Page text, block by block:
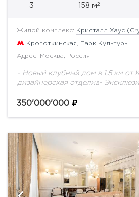
3 158 м2
Жилой комплекс: Кристалл Хаус
Кропоткинская, Парк Культуры
Адрес: Москва, Россия
- Новый клубный дом в 1,5 км от
дизайнерская отделка-
расположена на третьем этаже
350'000'000